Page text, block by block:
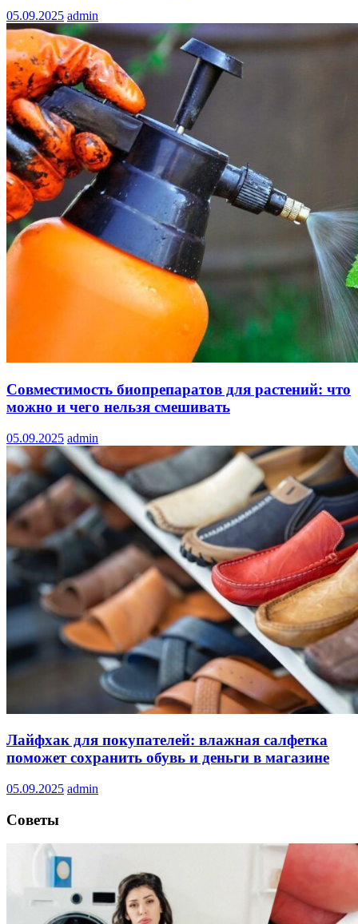
05.09.2025 admin
Совместимость биопрепаратов для растений: что
можно и чего нельзя смешивать
05.09.2025 admin
Лайфхак для покупателей: влажная салфетка
поможет сохранить обувь и деньги в магазине
05.09.2025 admin
Советы